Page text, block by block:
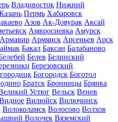
Владивосток Нижний
Пермь Хабаровск
Азов Ак-Довурак Аксай
Амвросиевка Амурск
Армавир Армянск Арсеньев Арск
Бакал Баксан Балабаново
Белев Белинский
Березовский
Богородск Боготол
Братск Бронницы Брянка
Устюг Вельск Венев
Вилюйск Вилючинск
Волоколамск Волосово Волхов
Волочек Вяземский